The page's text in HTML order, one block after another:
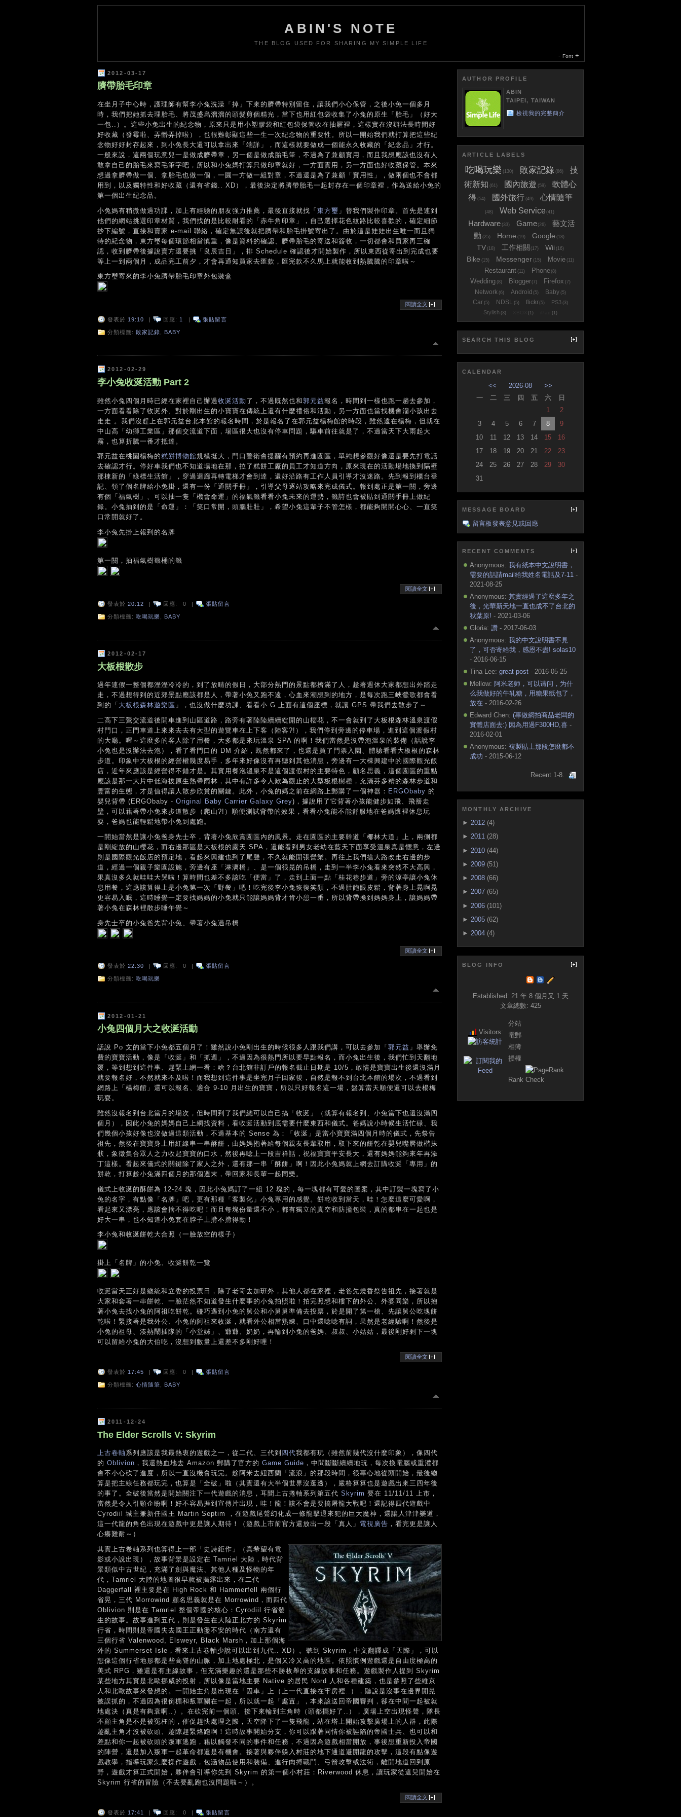
ABIN'S NOTE
THE BLOG USED FOR SHARING MY SIMPLE LIFE
- Font +
2012-03-17
臍帶胎毛印章
在坐月子中心時，護理師有幫李小兔洗澡「掉」下來的臍帶特別留住，讓我們小心保管，之後小兔一個多月
時，我們把她抓去理胎毛、將茂盛烏溜溜的頭髮剪個精光，當下也用紅包袋收集了小兔的原生「胎毛」（好大
一包..）。這些小兔出生的紀念物，原來只是用小塑膠袋和紅包袋保管收在抽屜裡，這樣實在沒辦法長時間好
好收藏（發霉啦、弄髒弄掉啦），也很難彰顯這些一生一次紀念物的重要性。所以一開始我們就打算把這些紀
念物好好封存起來，到小兔長大還可以拿出來「端詳」，而這樣就要做成一個能永久收藏的「紀念品」才行。
一般來說，這兩個玩意兒一是做成臍帶章，另一個是做成胎毛筆，不過為了兼顧實用，而且我想應該也沒有人
敢拿自己的胎毛來寫毛筆字吧，所以和小兔媽打算只做印章就好，一方面實用，另一方面也好收藏保管。本來
想過拿臍帶做一個、拿胎毛也做一個，一圓一方做一組對章，不過還是為了兼顧「實用性」，做兩個也不會都
用到，以及獨特性和好收藏（還有省錢.. XD），最後決定將臍帶胎毛一起封存在一個印章裡，作為送給小兔的
第一個出生紀念品。
小兔媽有稍微做過功課，加上有經驗的朋友強力推薦，最後直接就找「東方璽 」替我們製作印章。首先是連到
他們的網站挑選印章材質，我們找的是比較耐看的「赤牛角印章」，自己選擇花色紋路比較喜歡的，確定細節
抄下編號，直接和賣家 e-mail 聯絡，確定無誤後就把臍帶和胎毛掛號寄出了。由於這是娃娃出生唯一而且獨
特的紀念物，東方璽每個環節相當慎重，像是資料的確認、臍帶胎毛的寄送和簽收，一切都會和買家再三確
認，收到臍帶後據說賣方還要挑「良辰吉日」，排 Schedule 確認後才開始製作，所以東西從寄出到完成也要
等上一到兩個月，成品完工前夕，才會再通知買家去匯款，匯完款不久馬上就能收到熱騰騰的印章啦～
東方璽寄來的李小兔臍帶胎毛印章外包裝盒
閱讀全文
發表於 19:10 | 回應: 1 | 張貼留言
分類標籤: 敗家記錄 BABY
2012-02-29
李小兔收涎活動 Part 2
雖然小兔四個月時已經在家裡自己辦過收涎活動了，不過既然也和郭元益報名，時間到一樣也跑一趟去參加，
一方面看看除了收涎外、對於剛出生的小寶寶在傳統上還有什麼禮俗和活動，另一方面也當找機會溜小孩出去
走走 。我們沒趕上在郭元益台北本館的報名時間，於是報名了在郭元益楊梅館的時段，雖然遠在楊梅，但就在
中山高「幼獅工業區」那個交流道下面，場區很大也沒有停車問題，驅車前往就是了，不過當天下大雨起大
霧，也算折騰一番才抵達。
郭元益在桃園楊梅的糕餅博物館規模挺大，門口警衛會提醒有預約再進園區，單純想參觀好像還是要先打電話
去確認才行。停好車我們也不知道場地在那，拉了糕餅工廠的員工才知道方向，原來現在的活動場地換到隔壁
那棟新的「綠標生活館」，穿過迴廊再轉電梯才會到達，還好沿路有工作人員引導才沒迷路。先到報到櫃台登
記、領了個名牌給小兔掛，還有一份「通關手冊」，引導父母逐站攻略來完成儀式。報到處正是第一關，旁邊
有個「福氣樹」、可以抽一隻「機會命運」的福氣籤看看小兔未來的運勢，籤詩也會被貼到通關手冊上做紀
錄。小兔抽到的是「命運」：「笑口常開，頭腦壯壯」，希望小兔這輩子不管怎樣，都能夠開開心心、一直笑
口常開就好了。
李小兔先掛上報到的名牌
第一關，抽福氣樹籤桶的籤
閱讀全文
發表於 20:12 | 回應: 0 | 張貼留言
分類標籤: 吃喝玩樂 BABY
2012-02-17
大板根散步
過年連假一整個都溼溼冷冷的，到了放晴的假日，大部分熱門的景點都擠滿了人，趁著週休大家都想出外踏走
走，不過想得到的近郊景點應該都是人，帶著小兔又跑不遠，心血來潮想到的地方，是每次跑三峽鶯歌都會看
到的「 大板根森林遊樂區 」，也沒做什麼功課、看看小 G 上面有這個座標，就讓 GPS 帶我們去散步了～
二高下三鶯交流道後開車進到山區道路，路旁有著陸陸續續綻開的山櫻花，不一會就到了大板根森林溫泉渡假
村門口，正門車道上來來去去有大型的遊覽車在上下客（陸客?!），我們停到旁邊的停車場，進到這個渡假村
的大廳。喔～這麼多的客人除了用餐，大多都是來玩溫泉 SPA 的啊！我們當然是沒帶泡溫泉的裝備（話說李
小兔也是沒辦法去泡），看了看門口的 DM 介紹，既然都來了，也還是買了門票入園、體驗看看大板根的森林
步道。印象中大板根的經營權幾度易手，多年來好像沒有再聽到其他消息，旁邊有一大棟興建中的國際觀光飯
店，近年來應該是經營得不錯才是。其實用餐泡溫泉不是這個渡假村的主要特色，顧名思義，這個園區的重點
應該是那一大片中低海拔原生熱帶雨林，其中有許多令人歎為觀止的大型板根樹種，充滿芬多精的森林步道和
豐富的生態，才是值得讓人散步欣賞的關鍵。此外，小兔的媽之前在網路上郵購了一個神器： ERGObaby 的
嬰兒背帶 (ERGObaby - Original Baby Carrier Galaxy Grey)，據說用了它背著小孩能健步如飛、飛簷走
壁，可以藉著帶小兔來步道散步（爬山?!）順便測試背帶的效果，看看小兔能不能舒服地在爸媽懷裡休息玩
耍，爸媽也能輕鬆地帶小兔到處跑。
一開始當然是讓小兔爸身先士卒，背著小兔欣賞園區內的風景。走在園區的主要幹道「椰林大道」上，兩側都
是剛綻放的山櫻花，而右邊那區是大板根的露天 SPA，還能看到男女老幼在藍天下面享受溫泉真是愜意，左邊
則是國際觀光飯店的預定地，看起來興建也到了尾聲，不久就能開張營業。再往上我們捨大路改走右邊的步
道，經過一個親子樂園設施，旁邊有座「淋漓橋」、是一個很晃的吊橋，走到一半李小兔看來突然不大高興，
果真沒多久就哇哇大哭啦！算時間也差不多該吃「便當」了，走到上面一點「桂花巷步道」旁的涼亭讓小兔休
息用餐，這應該算得上是小兔第一次「野餐」吧！吃完後李小兔恢復笑顏，不過肚飽眼皮鬆，背著身上晃啊晃
更容易入眠，這時睡覺一定要找媽媽的小兔就只能讓媽媽背才肯小憩一番，所以背帶換到媽媽身上，讓媽媽帶
著小兔在森林裡散步睡午覺～
身先士卒的小兔爸先背小兔、帶著小兔過吊橋
閱讀全文
發表於 22:30 回應: 0 張貼留言
分類標籤: 吃喝玩樂
2012-01-21
小兔四個月大之收涎活動
話說 Po 文的當下小兔都五個月了！雖然說小兔剛出生的時候很多人跟我們講，可以去參加「 郭元益 」舉辦免
費的寶寶活動，像是「收涎」和「抓週」，不過因為很熱門所以要早點報名，而小兔出生後，我們忙到天翻地
覆，等到想到這件事、趕緊上網一看：啥？台北館非訂戶的報名截止日期是 10/5，敢情是寶寶出生後還沒滿月
就要報名好，不然就來不及啦！而我想到這件事是坐完月子回家後，自然是報不到台北本館的場次，不過看到
網路上「楊梅館」還可以報名、適合 9-10 月出生的寶寶，所以只好報名這一場，盤算當天順便還可以去楊梅
玩耍。
雖然沒報名到台北當月的場次，但時間到了我們總可以自己搞「收涎」（就算有報名到、小兔當下也還沒滿四
個月），因此小兔的媽媽自己上網找資料，看收涎活動到底需要什麼東西和儀式。爸媽說小時候生活忙碌、我
們幾個小孩好像也沒做過這類活動，不過基本的 Sense 為：「收涎」是當小寶寶滿四個月時的儀式，先祭告
祖先，然後在寶寶身上用紅線串一串酥餅，由媽媽抱著給每個親友長輩取用，取下來的餅乾在嬰兒嘴唇做楷抹
狀，象徵集合眾人之力收起寶寶的口水，然後再唸上一段吉祥話，祝福寶寶平安長大，還有媽媽能夠來年再添
丁這樣。看起來儀式的關鍵除了家人之外，還有那一串「酥餅」啊！因此小兔媽就上網去訂購收涎「專用」的
餅乾，打算趁小兔滿四個月的那個週末，帶回家和長輩一起同樂。
儀式上收涎的酥餅為 12-24 塊，因此小兔媽訂了一組 12 塊的，每一塊都有可愛的圖案，其中訂製一塊寫了小
兔的名字，有點像「名牌」吧，更有那種「客製化」小兔專用的感覺。餅乾收到當天，哇！怎麼這麼可愛啊，
看起來又漂亮，應該會捨不得吃吧！而且每塊份量還不小，都有獨立的真空和防撞包裝，真的都串在一起也是
好大一串，也不知道小兔套在脖子上揹不揹得動！
李小兔和收涎餅乾大合照（一臉放空的樣子）
掛上「名牌」的小兔、收涎餅乾一覽
收涎當天正好是總統和立委的投票日，除了老哥去加班外，其他人都在家裡，老爸先燒香祭告祖先，接著就是
大家和套著一串餅乾、一臉茫然不知道發生什麼事的小兔拍照啦！拍完照想和樓下的外公、外婆同樂，所以抱
著小兔去找小兔的阿祖吃餅乾。碰巧遇到小兔的舅公和小舅舅準備去投票，於是開了第一槍、先讓舅公吃塊餅
乾啦！緊接著是我外公、小兔的阿祖來收涎，就看外公相當熟練、口中還唸唸有詞，果然是老經驗啊！然後是
小兔的祖母、湊熱鬧插隊的「小堂姊」、爺爺、奶奶，再輪到小兔的爸媽、叔叔、小姑姑，最後剛好剩下一塊
可以留給小兔的大伯吃，沒想到數量上還差不多剛好哩！
閱讀全文
發表於 17:45 | 回應: 0 | 張貼留言
分類標籤: 心情隨筆 BABY
2011-12-24
The Elder Scrolls V: Skyrim
上古卷軸 系列應該是我最熱衷的遊戲之一，從二代、三代到 四代我都有玩（雖然前幾代沒什麼印象），像四代
的 Oblivion ，我還熱血地去 Amazon 郵購了官方的 Game Guide ，中間斷斷續續地玩，每次換電腦或重灌都
會不小心砍了進度，所以一直沒機會玩完。趁阿米去紐西蘭「流浪」的那段時間，很專心地從頭開始，最後總
算是把主線任務都玩完，也算是「全破」啦（其實還有大半個世界沒逛透），嚴格算算也是遊戲出來三四年後
的事了。全破後當然是開始關注下一代遊戲的消息，耳聞上古捲軸系列第五代 Skyrim 要在 11/11/11 上市，
當然是令人引頸企盼啊！好不容易捱到宣傳片出現，哇！龍！該不會是要搞屠龍大戰吧！還記得四代遊戲中
Cyrodiil 城主兼新任國王 Martin Septim ，在遊戲尾聲幻化成一條龍擊退來犯的巨大魔神，還讓人津津樂道，
這一代龍的角色出現在遊戲中更是讓人期待！（遊戲上市前官方還放出一段「真人」 電視廣告 ，看完更是讓人
心癢難耐～）
其實上古卷軸系列也算得上一部「史詩鉅作」（真希望有電
影或小說出現），故事背景是設定在 Tamriel 大陸，時代背
景類似中古世紀，充滿了劍與魔法、其他人種及怪物的年
代，Tamriel 大陸的地圖很早就被揭露出來，在二代
Daggerfall 裡主要是在 High Rock 和 Hammerfell 兩個行
省晃，三代 Morrowind 顧名思義就是在 Morrowind，而四代
Oblivion 則是在 Tamriel 整個帝國的核心：Cyrodiil 行省發
生的故事。故事進到五代，則是發生在大陸正北方的 Skyrim
行省，時間則是帝國失去國王正動盪不安的時代（南方還有
三個行省 Valenwood, Elsweyr, Black Marsh，加上那個海
外的 Summerset Isle，看來上古卷軸少說可以出到九代.. XD）。聽到 Skyrim，中文翻譯成「天際」，可以
想像這個行省地形都是些高聳的山脈，加上地處極北，是個又冷又高的地區。依照慣例遊戲還是自由度極高的
美式 RPG，雖還是有主線故事，但充滿樂趣的還是那些不勝枚舉的支線故事和任務。遊戲製作人提到 Skyrim
某些地方其實是北歐挪威的投射，所以像是當地主要 Native 的居民 Nord 人和各種建築，也是參照了些維京
人和北歐故事來發想的。一開始主角是出現在「囚車」上（上一代直接在牢房裡..），聽說是沒事在邊界閒晃
被誤抓的，不過因為很倒楣和叛軍關在一起，所以就一起「處置」，本來該送回帝國審判，卻在中間一起被就
地處決（真是有夠衰啊..）。在砍完前一個頭、接下來輪到主角時（頭都擺好了..），廣場上空出現怪聲，隊長
不顧主角是不是被冤枉的，催促趕快處理之際，天空降下了一隻飛龍，站在塔上開始攻擊廣場上的人群，此際
趁亂主角才沒被砍頭、趁隙趕緊烙跑啊！這時故事開始分支，你可以跟著同情你被誣陷的帝國士兵、也可以和
差點和你一起被砍頭的叛軍逃跑，藉以觸發不同的事件和任務，不過因為遊戲相當開放，事後想重新投入帝國
的陣營，還是加入叛軍一起革命都還是有機會。接著與夥伴躲入村莊的地下通道避開龍的攻擊，這段有點像遊
戲教學，指導玩家怎麼操作遊戲，包涵物品使用和裝備、進行肉搏戰鬥、弓箭攻擊或法術，離開地道回到原
野，遊戲才算正式開始，夥伴會引導你先到 Skyrim 的第一個小村莊：Riverwood 休息，讓玩家從這兒開始在
Skyrim 行省的冒險（不去要亂跑也沒問題啦～）。
閱讀全文
發表於 17:41 | 回應: 0 | 張貼留言
AUTHOR PROFILE
ABIN
TAIPEI, TAIWAN
檢視我的完整簡介
ARTICLE LABELS
吃喝玩樂 (130) 敗家記錄 (86)
技
術新知 (61) 國內旅遊 (59)
軟體心
得 (54) 國外旅行 (49) 心情隨筆
(48) Web Service (41)
Hardware (33) Game(26)
藝文活
動 (25) Home (19) Google (18)
TV (18) 工作相關 (17) Wii (16)
Bike (15) Messenger (15) Movie (11)
Restaurant (11) Phone(8)
Wedding (8) Blogger(7) Firefox (7)
Network (6) Android (5) Baby (5)
Car (5) NDSL (5) flickr(5) PS3 (3)
Stylish (3) (1) (1)
SEARCH THIS BLOG
CALENDAR
<< 2026-08
>>
一
二 三 四 五 六
日
1
2
3
4 5 6 7 8
9
10
11 12 13 14 15
16
17
18 19 20 21 22
23
24
25 26 27 28 29
30
31
MESSAGE BOARD
留言板發表意見或回應
RECENT COMMENTS
Anonymous: 我有紙本中文說明書，
需要的話請mail給我姓名電話及7-11 -
2021-08-25
Anonymous: 其實經過了這麼多年之
後，光華新天地一直也成不了台北的
秋葉原! - 2021-03-06
Gloria: 讚 - 2017-06-03
Anonymous: 我的中文說明書不見
了，可否寄給我，感恩不盡! solas10
- 2016-06-15
Tina Lee: great post - 2016-05-25
Mellow: 阿米老师，可以请问，为什
么我做好的牛轧糖，用糖果纸包了，
放在 - 2016-02-26
Edward Chen: (專做網拍商品老闆的
實體店面去:) 因為用過F300HD,喜 -
2016-02-01
Anonymous: 複製貼上那段怎麼都不
成功 - 2015-06-12
Recent 1-8.
MONTHLY ARCHIVE
► 2012 (4)
► 2011 (28)
► 2010 (44)
► 2009 (51)
► 2008 (66)
► 2007 (65)
► 2006 (101)
► 2005 (62)
► 2004 (4)
BLOG INFO
Established: 21 年 8 個月又 1 天
文章總數: 425
Visitors:
分站
電郵
相簿
授權
Rank